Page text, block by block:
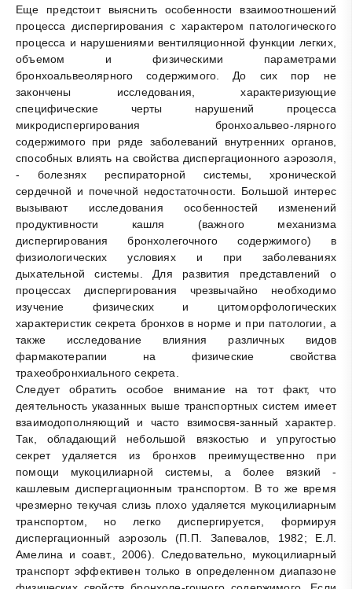
Еще предстоит выяснить особенности взаимоотношений
процесса диспергирования с характером патологического
процесса и нарушениями вентиляционной функции легких,
объемом и физическими параметрами
бронхоальвеолярного содержимого. До сих пор не
закончены исследования, характеризующие
специфические черты нарушений процесса
микродиспергирования бронхоальвео-лярного
содержимого при ряде заболеваний внутренних органов,
способных влиять на свойства диспергационного аэрозоля,
- болезнях респираторной системы, хронической
сердечной и почечной недостаточности. Большой интерес
вызывают исследования особенностей изменений
продуктивности кашля (важного механизма
диспергирования бронхолегочного содержимого) в
физиологических условиях и при заболеваниях
дыхательной системы. Для развития представлений о
процессах диспергирования чрезвычайно необходимо
изучение физических и цитоморфологических
характеристик секрета бронхов в норме и при патологии, а
также исследование влияния различных видов
фармакотерапии на физические свойства
трахеобронхиального секрета.
Следует обратить особое внимание на тот факт, что
деятельность указанных выше транспортных систем имеет
взаимодополняющий и часто взимосвя-занный характер.
Так, обладающий небольшой вязкостью и упругостью
секрет удаляется из бронхов преимущественно при
помощи мукоцилиарной системы, а более вязкий -
кашлевым диспергационным транспортом. В то же время
чрезмерно текучая слизь плохо удаляется мукоцилиарным
транспортом, но легко диспергируется, формируя
диспергационный аэрозоль (П.П. Запевалов, 1982; Е.Л.
Амелина и соавт., 2006). Следовательно, мукоцилиарный
транспорт эффективен только в определенном диапазоне